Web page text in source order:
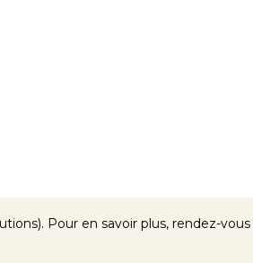
Pour en savoir plus, rendez-vous